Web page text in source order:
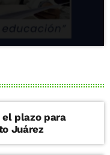
de alto nivel e
Medio
Estelar, Estrellas
Dinámica y
de recursos
y mantiene un
la sociedad a
de
plazo para
Juárez